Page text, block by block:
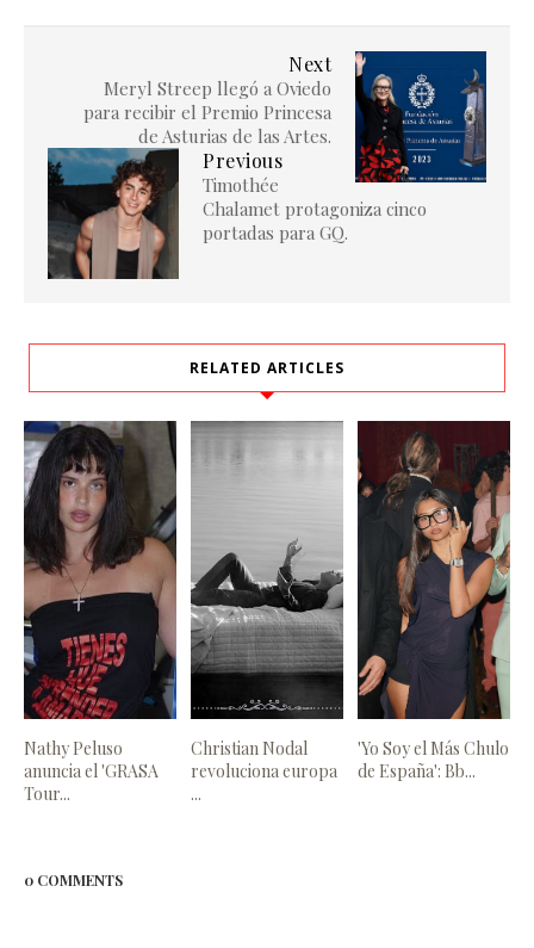
Next
Meryl Streep llegó a Oviedo
para recibir el Premio Princesa
de Asturias de las Artes.
Previous
Timothée
Chalamet protagoniza cinco
portadas para GQ.
RELATED ARTICLES
Nathy Peluso
anuncia el 'GRASA
Tour...
Christian Nodal
revoluciona europa
...
'Yo Soy el Más Chulo
de España': Bb...
0 COMMENTS